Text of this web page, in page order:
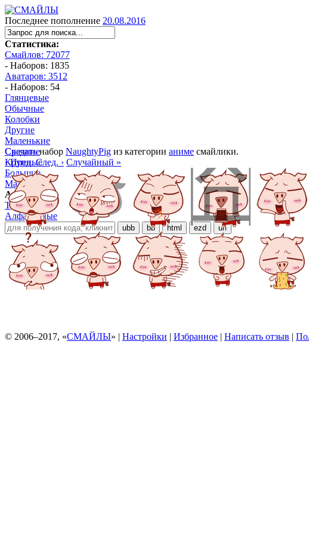
Последнее пополнение 20.08.2016
Статистика:
Смайлов: 72077
- Наборов: 1835
Аватаров: 3512
- Наборов: 54
Глянцевые
Обычные
Колобки
Другие
Маленькие
Средние
Крупные
Большие
Манга
Аниме
Трёхмерные
Алфавитные
ubb bb html ezd url
Скачатьнабор NaughtyPig из категории аниме смайлики.
‹ Пред. След. › Случайный »
© 2006–2017, «СМАЙЛЫ» | Настройки | Избранное | Написать отзыв |